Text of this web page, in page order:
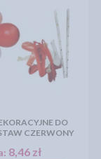
DO
CZERWONY
8,46 zł